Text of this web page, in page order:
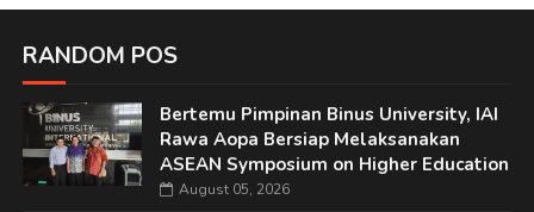
RANDOM POS
Bertemu Pimpinan Binus University, IAI
Rawa Aopa Bersiap Melaksanakan
ASEAN Symposium on Higher Education
August 05, 2026